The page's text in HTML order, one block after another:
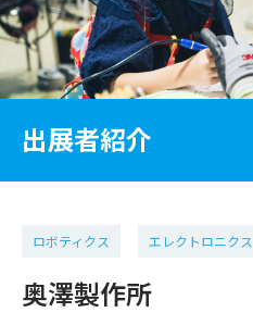
出展者紹介
ロボティクス エレクトロニクス
奥澤製作所